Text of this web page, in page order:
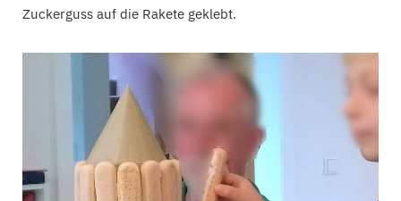
Zuckerguss auf die Rakete geklebt.